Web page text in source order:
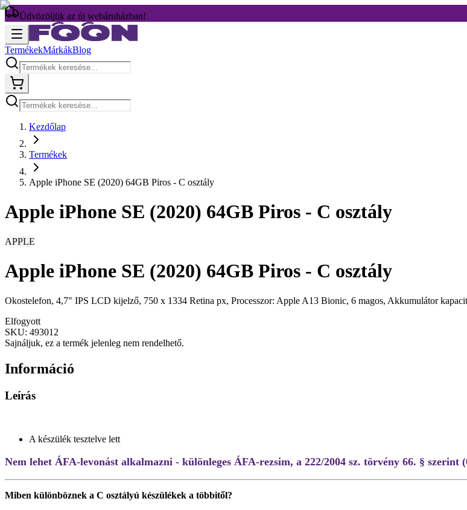
Üdvözöljük az új webáruházban!
TermékekMárkákBlog
Kezdőlap
Termékek
Apple iPhone SE (2020) 64GB Piros - C osztály
Apple iPhone SE (2020) 64GB Piros - C osztály
APPLE
Apple iPhone SE (2020) 64GB Piros - C osztály
Okostelefon, 4,7" IPS LCD kijelző, 750 x 1334 Retina px, Processzor: Apple A13 Bionic, 6 magos, Akkumulátor
Elfogyott
SKU: 493012
Sajnáljuk, ez a termék jelenleg nem rendelhető.
Információ
Leírás
A készülék tesztelve lett
Nem lehet ÁFA-levonást alkalmazni - különleges ÁFA-rezsim, a 222/2004 sz. törvény 66. § szerint
Miben különböznek a C osztályú készülékek a többitől?